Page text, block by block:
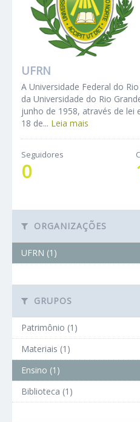
UFRN
A Universidade Federal do
da Universidade do Rio
junho de 1958, através de lei
18 de... Leia mais
Seguidores
0
ORGANIZAÇÕES
UFRN (1)
GRUPOS
Patrimônio (1)
Materiais (1)
Ensino (1)
Biblioteca (1)